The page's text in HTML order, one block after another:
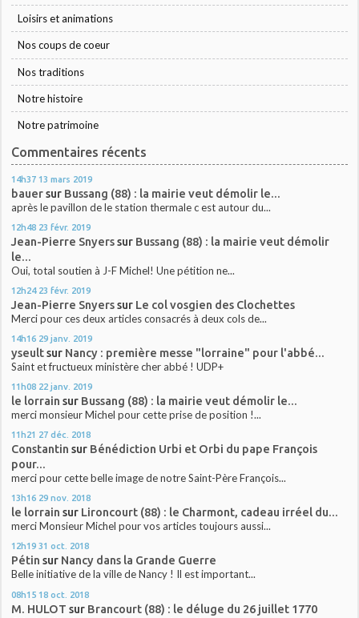
Loisirs et animations
Nos coups de coeur
Nos traditions
Notre histoire
Notre patrimoine
Commentaires récents
14h37 13 mars 2019
bauersur Bussang (88) : la mairie veut démolir le...
après le pavillon de le station thermale c est autour du...
12h48 23 févr. 2019
Jean-Pierre Snyerssur Bussang (88) : la mairie veut démolir
le...
Oui, total soutien à J-F Michel! Une pétition ne...
12h24 23 févr. 2019
Jean-Pierre Snyerssur Le col vosgien des Clochettes
Merci pour ces deux articles consacrés à deux cols de...
14h16 29 janv. 2019
yseultsur Nancy : première messe "lorraine" pour l'abbé...
Saint et fructueux ministère cher abbé ! UDP+
11h08 22 janv. 2019
le lorrain sur Bussang (88) : la mairie veut démolir le...
merci monsieur Michel pour cette prise de position !...
11h21 27 déc. 2018
Constantin sur Bénédiction Urbi et Orbi du pape François
pour...
merci pour cette belle image de notre Saint-Père François...
13h16 29 nov. 2018
le lorrain sur Lironcourt (88) : le Charmont, cadeau irréel du...
merci Monsieur Michel pour vos articles toujours aussi...
12h19 31 oct. 2018
Pétin sur Nancy dans la Grande Guerre
Belle initiative de la ville de Nancy ! Il est important...
08h15 18 oct. 2018
M. HULOT sur Brancourt (88) : le déluge du 26 juillet 1770